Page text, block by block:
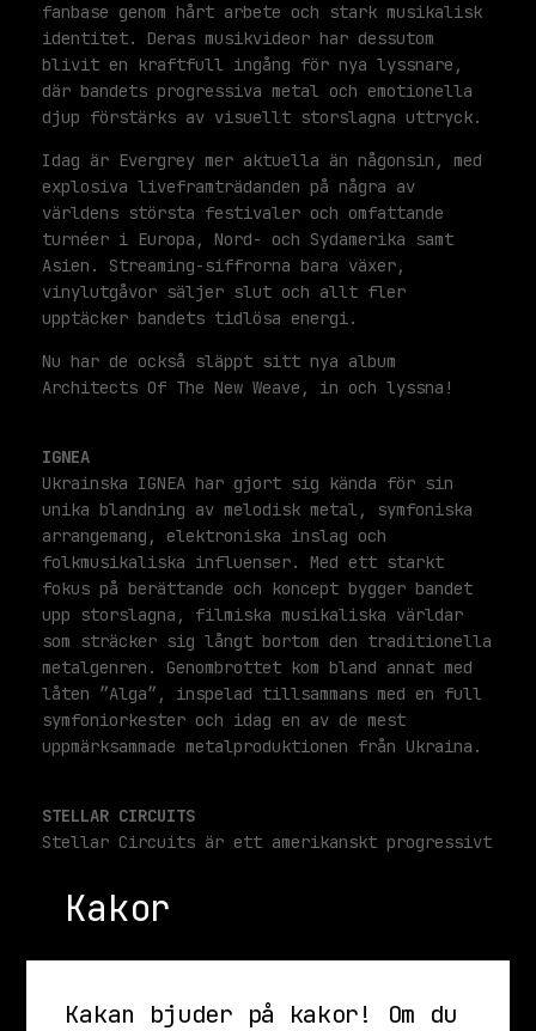
fanbase genom hårt arbete och stark musikalisk
identitet. Deras musikvideor har dessutom
blivit en kraftfull ingång för nya lyssnare,
där bandets progressiva metal och emotionella
djup förstärks av visuellt storslagna uttryck.
Idag är Evergrey mer aktuella än någonsin, med
explosiva liveframträdanden på några av
världens största festivaler och omfattande
turnéer i Europa, Nord- och Sydamerika samt
Asien. Streaming-siffrorna bara växer,
vinylutgåvor säljer slut och allt fler
upptäcker bandets tidlösa energi.
Nu har de också släppt sitt nya album
Architects Of The New Weave, in och lyssna!
IGNEA
Ukrainska IGNEA har gjort sig kända för sin
unika blandning av melodisk metal, symfoniska
arrangemang, elektroniska inslag och
folkmusikaliska influenser. Med ett starkt
fokus på berättande och koncept bygger bandet
upp storslagna, filmiska musikaliska världar
som sträcker sig långt bortom den traditionella
metalgenren. Genombrottet kom bland annat med
låten ”Alga”, inspelad tillsammans med en full
symfoniorkester och idag en av de mest
uppmärksammade metalproduktionen från Ukraina.
STELLAR CIRCUITS
Stellar Circuits är ett amerikanskt progressivt
med starka melodier och atmosfäriska
ljudlandskap. Med influenser från modern
kraftfulla riff möter känslosamma sångpartier
och dynamiska arrangemang. Resultatet är musik
Kakor
Kakan bjuder på kakor! Om du